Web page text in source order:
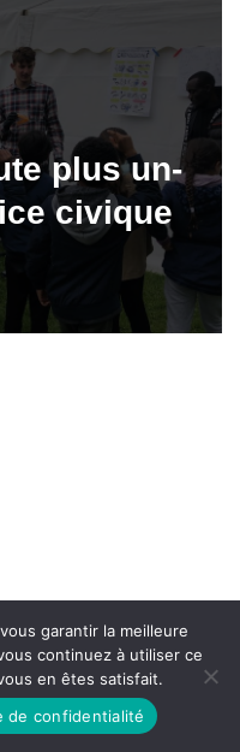
plus un-
civique
WordPress
garantir la meilleure
continuez à utiliser ce
en êtes satisfait.
de confidentialité